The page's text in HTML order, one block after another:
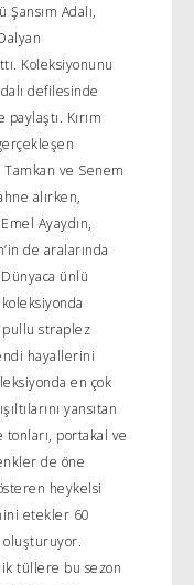
Adalı,
Koleksiyonunu
defilesinde
Kırım
ve Senem
alırken,
Ayaydın,
de aralarında
ünlü
pullu straplez
hayallerini
en çok
yansıtan
tonları, portakal ve
de öne
heykelsi
etekler 60
oluşturuyor.
tüllere bu sezon